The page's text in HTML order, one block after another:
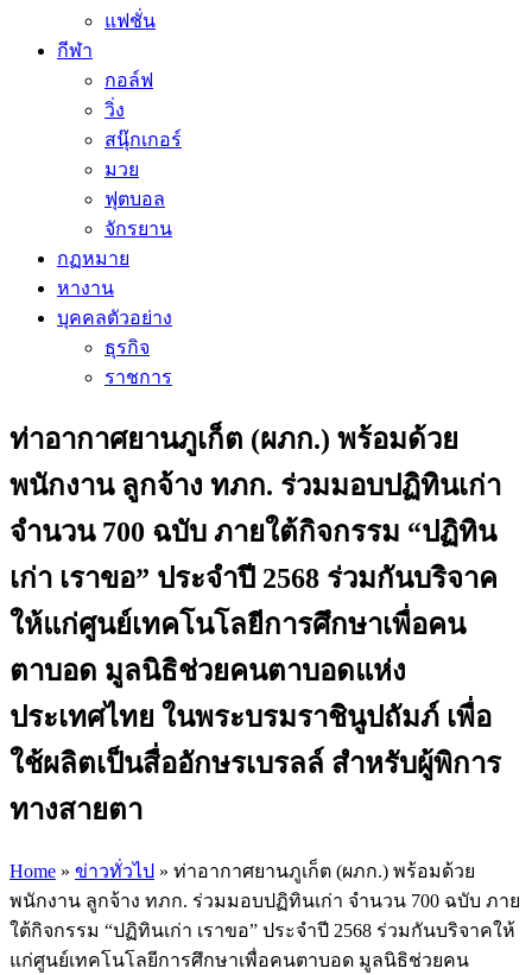
แฟชั่น
กีฬา
กอล์ฟ
วิ่ง
สนุ๊กเกอร์
มวย
ฟุตบอล
จักรยาน
กฏหมาย
หางาน
บุคคลตัวอย่าง
ธุรกิจ
ราชการ
ท่าอากาศยานภูเก็ต (ผภก.) พร้อมด้วย
พนักงาน ลูกจ้าง ทภก. ร่วมมอบปฏิทินเก่า
จำนวน 700 ฉบับ ภายใต้กิจกรรม “ปฏิทิน
เก่า เราขอ” ประจำปี 2568 ร่วมกันบริจาค
ให้แก่ศูนย์เทคโนโลยีการศึกษาเพื่อคน
ตาบอด มูลนิธิช่วยคนตาบอดแห่ง
ประเทศไทย ในพระบรมราชินูปถัมภ์ เพื่อ
ใช้ผลิตเป็นสื่ออักษรเบรลล์ สำหรับผู้พิการ
ทางสายตา
Home » ข่าวทั่วไป » ท่าอากาศยานภูเก็ต (ผภก.) พร้อมด้วย
พนักงาน ลูกจ้าง ทภก. ร่วมมอบปฏิทินเก่า จำนวน 700 ฉบับ ภาย
ใต้กิจกรรม “ปฏิทินเก่า เราขอ” ประจำปี 2568 ร่วมกันบริจาคให้
แก่ศูนย์เทคโนโลยีการศึกษาเพื่อคนตาบอด มูลนิธิช่วยคน